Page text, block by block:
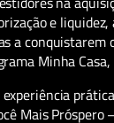
e
a conquistarem
Minha
experiência
Mais